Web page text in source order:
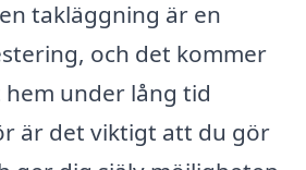
takläggning är en
och det kommer
under lång tid
är det viktigt att du gör